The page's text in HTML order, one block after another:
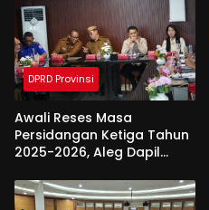
DPRD Provinsi
Awali Reses Masa
Persidangan Ketiga Tahun
2025-2026, Aleg Dapil
Apresiasi Dari Pemda